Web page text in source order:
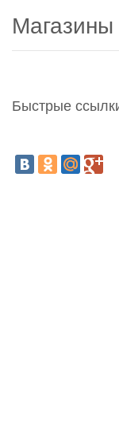
Магазины
Быстрые